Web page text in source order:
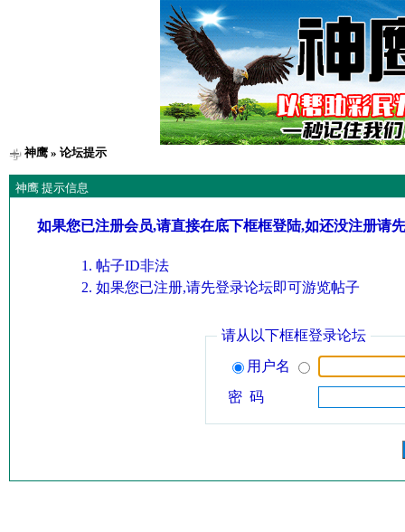
神鹰» 论坛提示
神鹰 提示信息
如果您已注册会员,请直接在底下框框登陆,如还没注册请
帖子ID非法
如果您已注册,请先登录论坛即可游览帖子
请从以下框框登录论坛
用户名
密 码